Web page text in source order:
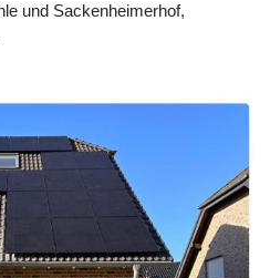
und Sackenheimerhof,